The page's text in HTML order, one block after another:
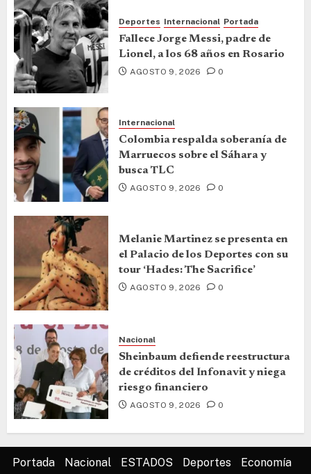
Deportes Internacional Portada
Fallece Jorge Messi, padre de
Lionel, a los 68 años en Rosario
AGOSTO 9, 2026 0
Internacional
Colombia respalda soberanía de
Marruecos sobre el Sáhara y
busca TLC
AGOSTO 9, 2026 0
Melanie Martinez se presenta en
el Palacio de los Deportes con su
tour ‘Hades: The Sacrifice’
AGOSTO 9, 2026 0
Nacional
Sheinbaum defiende reestructura
de créditos del Infonavit y niega
riesgo financiero
AGOSTO 9, 2026 0
Portada Nacional ESTADOS Deportes Economía